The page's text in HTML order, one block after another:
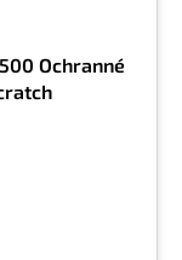
Ochranné